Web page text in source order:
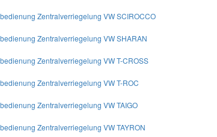
Zentralverriegelung VW SCIROCCO
Zentralverriegelung VW SHARAN
Zentralverriegelung VW T-CROSS
Zentralverriegelung VW T-ROC
Zentralverriegelung VW TAIGO
Zentralverriegelung VW TAYRON